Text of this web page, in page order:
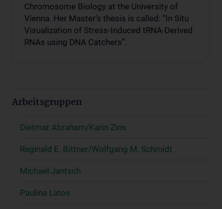
Chromosome Biology at the University of
Vienna. Her Master’s thesis is called: “In Situ
Visualization of Stress-Induced tRNA-Derived
RNAs using DNA Catchers”.
Arbeitsgruppen
Dietmar Abraham/Karin Zins
Reginald E. Bittner/Wolfgang M. Schmidt
Michael Jantsch
Paulina Latos